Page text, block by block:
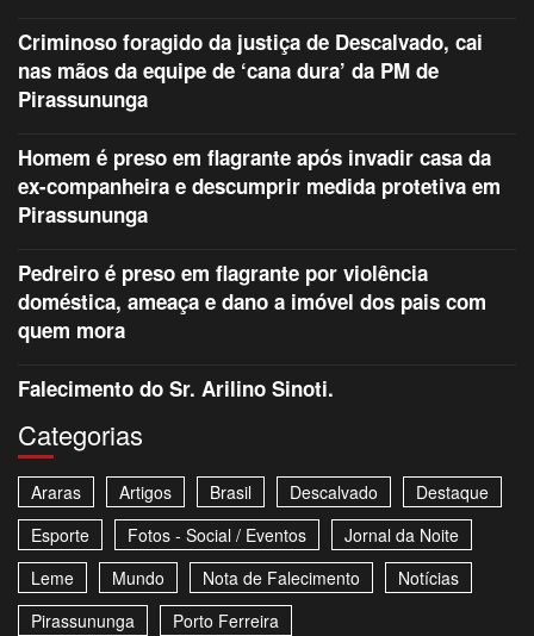
Criminoso foragido da justiça de Descalvado, cai
nas mãos da equipe de ‘cana dura’ da PM de
Pirassununga
Homem é preso em flagrante após invadir casa da
ex-companheira e descumprir medida protetiva em
Pirassununga
Pedreiro é preso em flagrante por violência
doméstica, ameaça e dano a imóvel dos pais com
quem mora
Falecimento do Sr. Arilino Sinoti.
Categorias
Araras Artigos Brasil Descalvado
Destaque
Esporte
Fotos - Social / Eventos
Jornal da Noite
Leme
Mundo Nota de Falecimento
Notícias
Pirassununga
Porto Ferreira